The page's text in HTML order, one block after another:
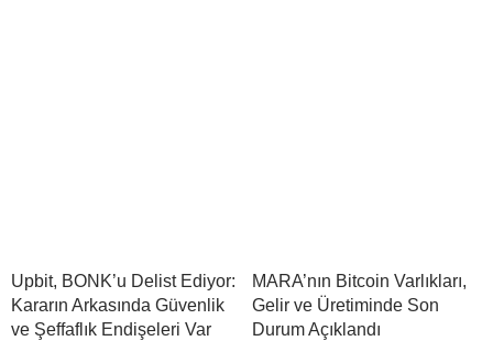
Upbit, BONK’u Delist Ediyor:
Kararın Arkasında Güvenlik
ve Şeffaflık Endişeleri Var
MARA’nın Bitcoin Varlıkları,
Gelir ve Üretiminde Son
Durum Açıklandı